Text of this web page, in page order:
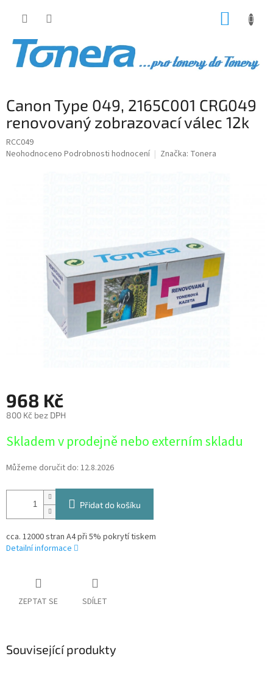
Canon Type 049, 2165C001 CRG049
renovovaný zobrazovací válec 12k
RCC049
Průměrné
Neohodnoceno Podrobnosti hodnocení Značka: Tonera
968 Kč
800 Kč bez DPH
cena:
Skladem v prodejně nebo externím skladu
Můžeme doručit do: 12.8.2026
Přidat do košíku
cca. 12000 stran A4 při 5% pokrytí tiskem
Detailní informace
ZEPTAT SE SDÍLET
Související produkty